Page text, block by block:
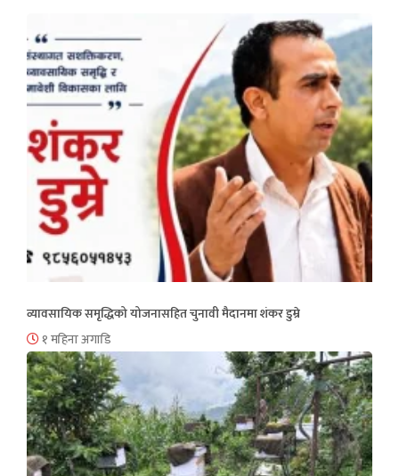
व्यावसायिक समृद्धिको योजनासहित चुनावी मैदानमा शंकर डुम्रे
१ महिना अगाडि